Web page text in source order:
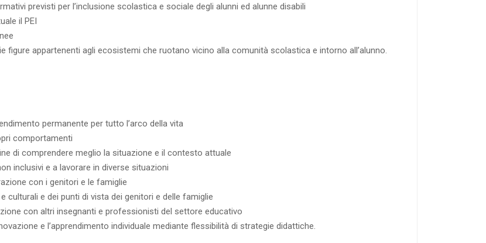
previsti per l’inclusione scolastica e sociale degli alunni ed alunne disabili
il PEI
figure appartenenti agli ecosistemi che ruotano vicino alla comunità scolastica e intorno all’alunno.
permanente per tutto l’arco della vita
comportamenti
di comprendere meglio la situazione e il contesto attuale
inclusivi e a lavorare in diverse situazioni
con i genitori e le famiglie
culturali e dei punti di vista dei genitori e delle famiglie
con altri insegnanti e professionisti del settore educativo
e l’apprendimento individuale mediante flessibilità di strategie didattiche.